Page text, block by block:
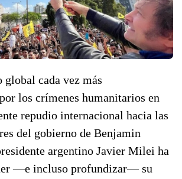
global cada vez más
los crímenes humanitarios en
repudio internacional hacia las
del gobierno de Benjamin
argentino Javier Milei ha
—e incluso profundizar— su